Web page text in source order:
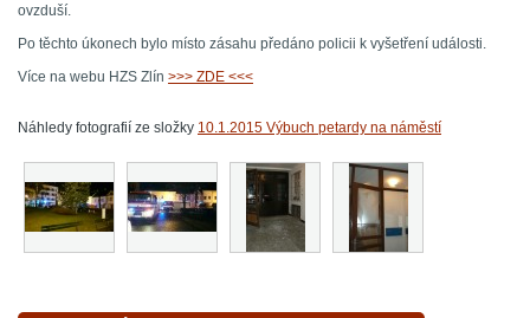
ovzduší.
Po těchto úkonech bylo místo zásahu předáno policii k vyšetření události.
Více na webu HZS Zlín >>> ZDE <<<
Náhledy fotografií ze složky 10.1.2015 Výbuch petardy na náměstí